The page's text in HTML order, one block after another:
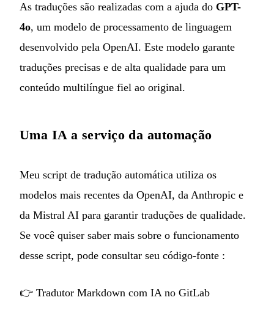
As traduções são realizadas com a ajuda do GPT-
4o, um modelo de processamento de linguagem
desenvolvido pela OpenAI. Este modelo garante
traduções precisas e de alta qualidade para um
conteúdo multilíngue fiel ao original.
Uma IA a serviço da automação
Meu script de tradução automática utiliza os
modelos mais recentes da OpenAI, da Anthropic e
da Mistral AI para garantir traduções de qualidade.
Se você quiser saber mais sobre o funcionamento
desse script, pode consultar seu código-fonte :
👉 Tradutor Markdown com IA no GitLab